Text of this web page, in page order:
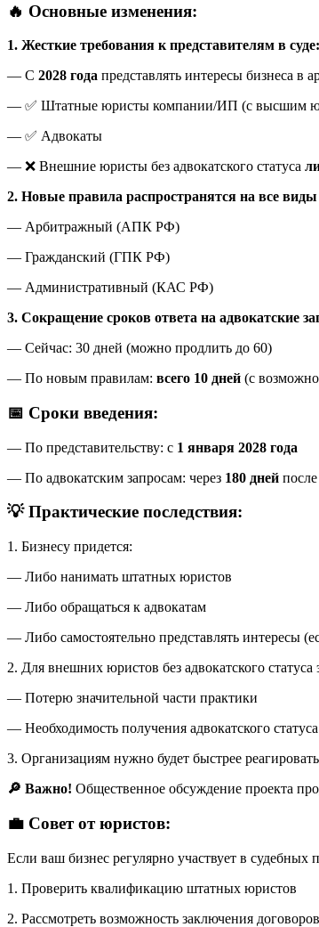
🔥 Основные изменения:
1. Жесткие требования к представителям в суде:
— С 2028 года представлять интересы бизнеса в
— ✅ Штатные юристы компании/ИП (с высшим
— ✅ Адвокаты
— ❌ Внешние юристы без адвокатского статуса
2. Новые правила распространятся на все виды
— Арбитражный (АПК РФ)
— Гражданский (ГПК РФ)
— Административный (КАС РФ)
3. Сокращение сроков ответа на адвокатские
— Сейчас: 30 дней (можно продлить до 60)
— По новым правилам: всего 10 дней (с
📅 Сроки введения:
— По представительству: с 1 января 2028 года
— По адвокатским запросам: через 180 дней
💡 Практические последствия:
1. Бизнесу придется:
— Либо нанимать штатных юристов
— Либо обращаться к адвокатам
— Либо самостоятельно представлять интересы
2. Для внешних юристов без адвокатского статуса
— Потерю значительной части практики
— Необходимость получения адвокатского статуса
3. Организациям нужно будет быстрее
🔎 Важно! Общественное обсуждение проекта
💼 Совет от юристов:
Если ваш бизнес регулярно участвует в судебных
1. Проверить квалификацию штатных юристов
2. Рассмотреть возможность заключения